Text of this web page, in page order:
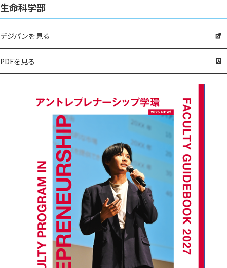
生命科学部
デジパンを見る
PDFを見る